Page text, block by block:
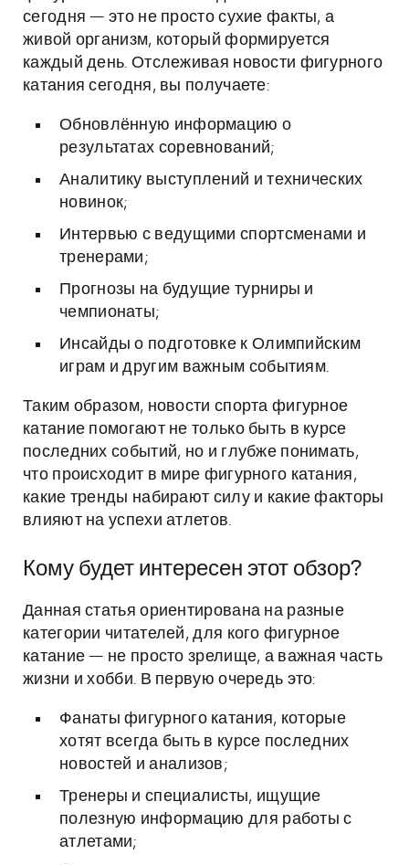
сегодня — это не просто сухие факты, а
живой организм, который формируется
каждый день. Отслеживая новости фигурного
катания сегодня, вы получаете:
Обновлённую информацию о
результатах соревнований;
Аналитику выступлений и технических
новинок;
Интервью с ведущими спортсменами и
тренерами;
Прогнозы на будущие турниры и
чемпионаты;
Инсайды о подготовке к Олимпийским
играм и другим важным событиям.
Таким образом, новости спорта фигурное
катание помогают не только быть в курсе
последних событий, но и глубже понимать,
что происходит в мире фигурного катания,
какие тренды набирают силу и какие факторы
влияют на успехи атлетов.
Кому будет интересен этот обзор?
Данная статья ориентирована на разные
категории читателей, для кого фигурное
катание — не просто зрелище, а важная часть
жизни и хобби. В первую очередь это:
Фанаты фигурного катания, которые
хотят всегда быть в курсе последних
новостей и анализов;
Тренеры и специалисты, ищущие
полезную информацию для работы с
атлетами;